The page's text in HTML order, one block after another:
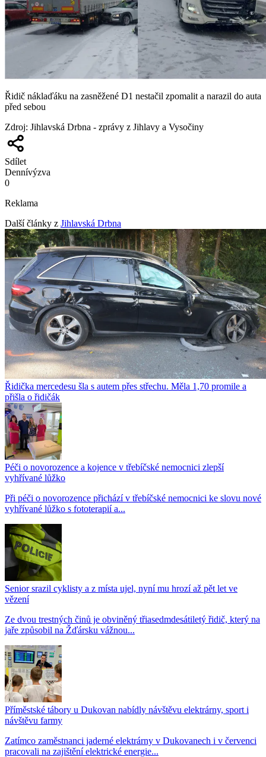
Řidič náklaďáku na zasněžené D1 nestačil zpomalit a narazil do auta
před sebou
Zdroj: Jihlavská Drbna - zprávy z Jihlavy a Vysočiny
Sdílet
Dennívýzva
0
Reklama
Další články z Jihlavská Drbna
Řidička mercedesu šla s autem přes střechu. Měla 1,70 promile a
přišla o řidičák
Péči o novorozence a kojence v třebíčské nemocnici zlepší
vyhřívané lůžko
Při péči o novorozence přichází v třebíčské nemocnici ke slovu nové
vyhřívané lůžko s fototerapií a...
Senior srazil cyklisty a z místa ujel, nyní mu hrozí až pět let ve
vězení
Ze dvou trestných činů je obviněný třiasedmdesátiletý řidič, který na
jaře způsobil na Žďársku vážnou...
Příměstské tábory u Dukovan nabídly návštěvu elektrárny, sport i
návštěvu farmy
Zatímco zaměstnanci jaderné elektrárny v Dukovanech i v červenci
pracovali na zajištění elektrické energie...